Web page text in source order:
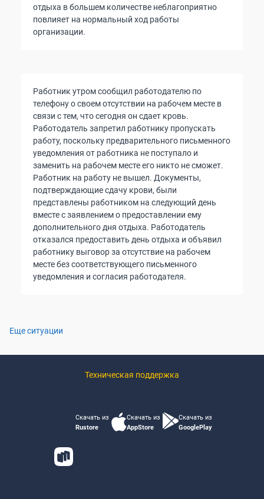
отдыха в большем количестве неблагоприятно
повлияет на нормальный ход работы
организации.
Работник утром сообщил работодателю по
телефону о своем отсутствии на рабочем месте в
связи с тем, что сегодня он сдает кровь.
Работодатель запретил работнику пропускать
работу, поскольку предварительного письменного
уведомления от работника не поступало и
заменить на рабочем месте его никто не сможет.
Работник на работу не вышел. Документы,
подтверждающие сдачу крови, были
представлены работником на следующий день
вместе с заявлением о предоставлении ему
дополнительного дня отдыха. Работодатель
отказался предоставить день отдыха и объявил
работнику выговор за отсутствие на рабочем
месте без соответствующего письменного
уведомления и согласия работодателя.
Еще ситуации
Техническая поддержка
Скачать из
Rustore
Скачать из
AppStore
Скачать из
GooglePlay